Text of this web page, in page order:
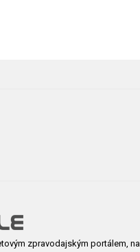
zpravodajským portálem, na